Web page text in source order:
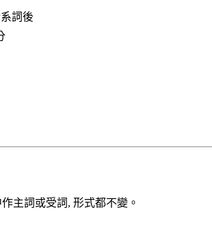
詞後
主詞或受詞, 形式都不變。